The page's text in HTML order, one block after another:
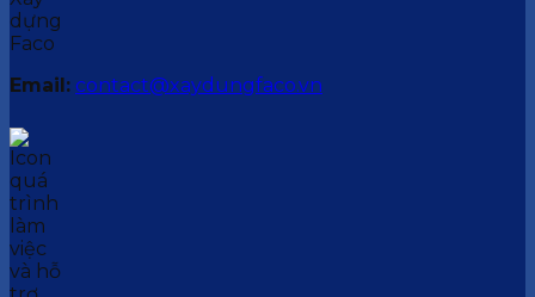
Email: contact@xaydungfaco.vn